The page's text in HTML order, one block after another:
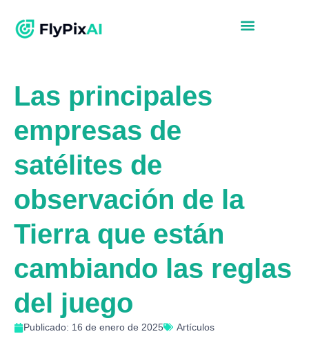
Las principales
empresas de
satélites de
observación de la
Tierra que están
cambiando las reglas
del juego
Publicado: 16 de enero de 2025 Artículos